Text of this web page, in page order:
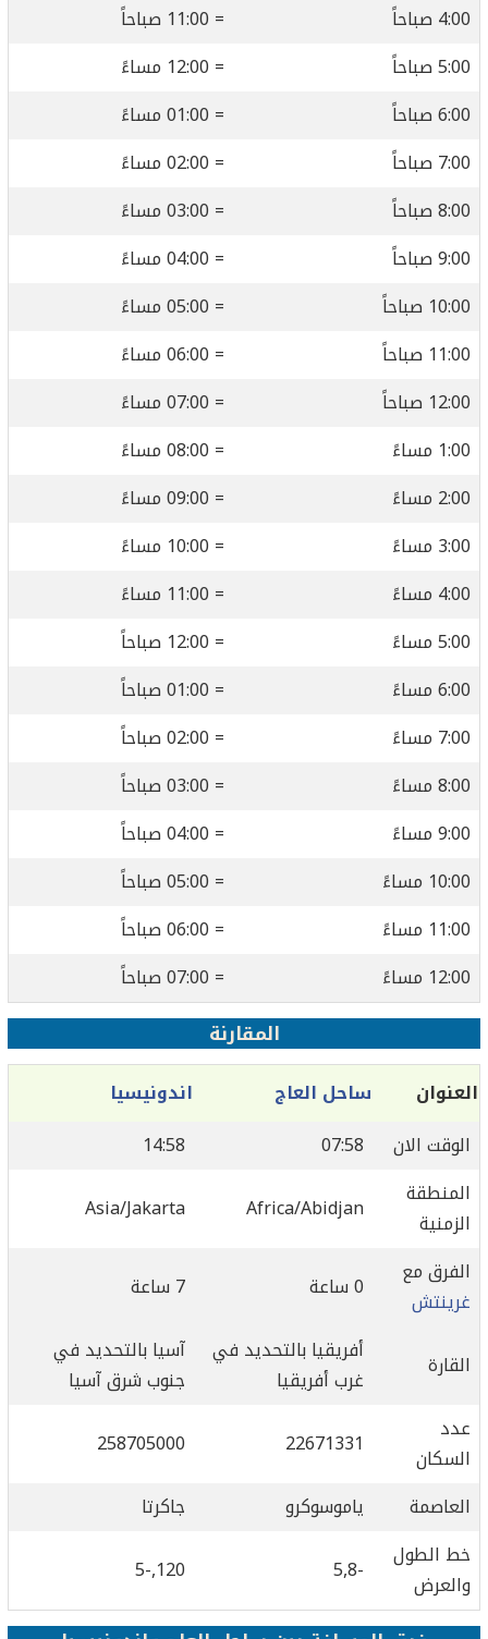
4:00 صباحاً
= 11:00 صباحاً
5:00 صباحاً
= 12:00 مساءً
6:00 صباحاً
= 01:00 مساءً
7:00 صباحاً
= 02:00 مساءً
8:00 صباحاً
= 03:00 مساءً
9:00 صباحاً
= 04:00 مساءً
10:00 صباحاً
= 05:00 مساءً
11:00 صباحاً
= 06:00 مساءً
12:00 صباحاً
= 07:00 مساءً
1:00 مساءً
= 08:00 مساءً
2:00 مساءً
= 09:00 مساءً
3:00 مساءً
= 10:00 مساءً
4:00 مساءً
= 11:00 مساءً
5:00 مساءً
= 12:00 صباحاً
6:00 مساءً
= 01:00 صباحاً
7:00 مساءً
= 02:00 صباحاً
8:00 مساءً
= 03:00 صباحاً
9:00 مساءً
= 04:00 صباحاً
10:00 مساءً
= 05:00 صباحاً
11:00 مساءً
= 06:00 صباحاً
12:00 مساءً
= 07:00 صباحاً
المقارنة
العنوان ساحل العاج
اندونيسيا
الوقت الان
07:58
14:58
المنطقة
الزمنية
Africa/Abidjan
Asia/Jakarta
الفرق مع
غرينتش
0 ساعة 7 ساعة
القارة
أفريقيا بالتحديد في
غرب أفريقيا
آسيا بالتحديد في
جنوب شرق آسيا
عدد
السكان
22671331
258705000
العاصمة
ياموسوكرو
جاكرتا
خط الطول
والعرض
-5,8
120,-5